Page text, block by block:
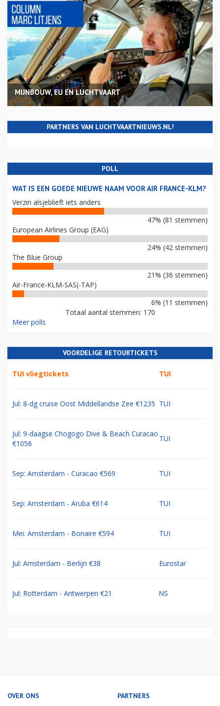
MIJNBOUW, EU EN LUCHTVAART
PARTNERS VAN LUCHTVAARTNIEUWS.NL!
POLL
WAT IS EEN GOEDE NIEUWE NAAM VOOR AIR FRANCE-KLM?
Verzin alsjeblieft iets anders
47% (81 stemmen)
European Airlines Group (EAG)
24% (42 stemmen)
The Blue Group
21% (36 stemmen)
Air-France-KLM-SAS(-TAP)
6% (11 stemmen)
Totaal aantal stemmen: 170
Meer polls
VOORDELIGE RETOURTICKETS
TUI vliegtickets TUI
Jul: 8-dg cruise Oost Middellandse Zee €1235 TUI
Jul: 9-daagse Chogogo Dive & Beach Curacao
€1056
TUI
Sep: Amsterdam - Curacao €569 TUI
Sep: Amsterdam - Aruba €614 TUI
Mei: Amsterdam - Bonaire €594 TUI
Jul: Amsterdam - Berlijn €38 Eurostar
Jul: Rotterdam - Antwerpen €21 NS
OVER ONS PARTNERS